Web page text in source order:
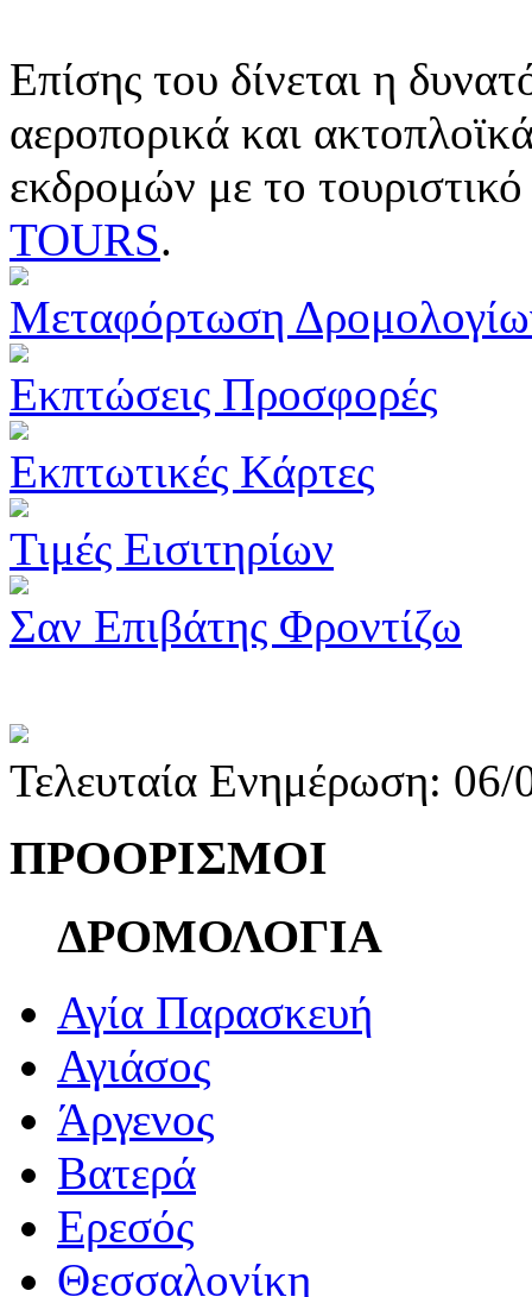
Επίσης του δίνεται η
αεροπορικά και
εκδρομών με το
TOURS.
Μεταφόρτωση
Εκπτώσεις Προσφορές
Εκπτωτικές Κάρτες
Τιμές Εισιτηρίων
Σαν Επιβάτης Φροντίζω
Τελευταία Ενημέρωση:
ΠΡΟΟΡΙΣΜΟΙ
ΔΡΟΜΟΛΟΓΙΑ
Αγία Παρασκευή
Αγιάσος
Άργενος
Βατερά
Ερεσός
Θεσσαλονίκη